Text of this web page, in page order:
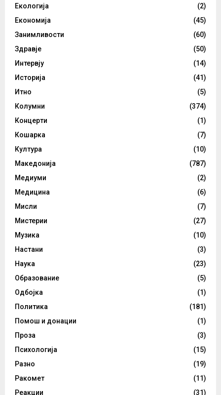
Екологија
(2)
Економија
(45)
Занимливости
(60)
Здравје
(50)
Интервју
(14)
Историја
(41)
Итно
(5)
Колумни
(374)
Концерти
(1)
Кошарка
(7)
Култура
(10)
Македонија
(787)
Медиуми
(2)
Медицина
(6)
Мисли
(7)
Мистерии
(27)
Музика
(10)
Настани
(3)
Наука
(23)
Образование
(5)
Одбојка
(1)
Политика
(181)
Помош и донации
(1)
Проза
(3)
Психологија
(15)
Разно
(19)
Ракомет
(11)
Реакции
(31)